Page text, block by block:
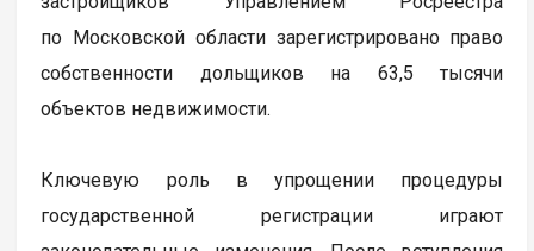
по Московской области зарегистрировано право
собственности дольщиков на 63,5 тысячи
объектов недвижимости.
Ключевую роль в упрощении процедуры
государственной регистрации играют